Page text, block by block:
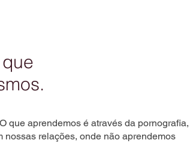
que aprendemos é através da pornografia,
nossas relações, onde não aprendemos